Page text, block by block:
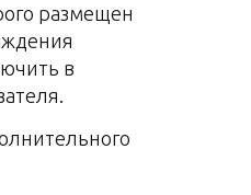
размещен
в